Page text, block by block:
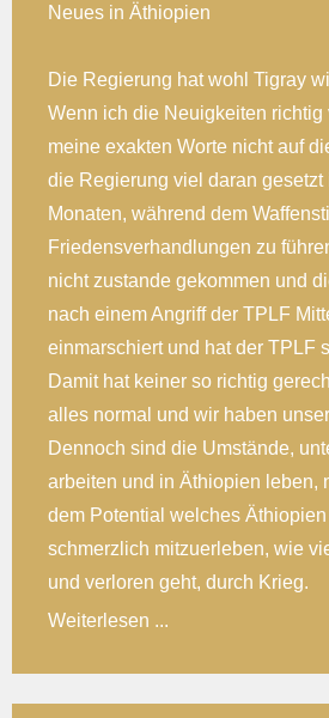
Neues in Äthiopien
Die Regierung hat wohl Tigray
Wenn ich die Neuigkeiten richtig
meine exakten Worte nicht auf
die Regierung viel daran gesetzt
Monaten, während dem
Friedensverhandlungen zu
nicht zustande gekommen und
nach einem Angriff der TPLF
einmarschiert und hat der TPLF
Damit hat keiner so richtig
alles normal und wir haben
Dennoch sind die Umstände,
arbeiten und in Äthiopien leben,
dem Potential welches
schmerzlich mitzuerleben, wie
und verloren geht, durch Krieg.
Weiterlesen ...